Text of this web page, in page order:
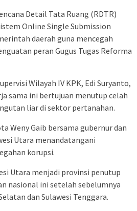
Detail Tata Ruang (RDTR)
Online Single Submission
daerah guna mencegah
peran Gugus Tugas Reforma
Wilayah IV KPK, Edi Suryanto,
sama ini bertujuan menutup celah
liar di sektor pertanahan.
Weny Gaib bersama gubernur dan
Utara menandatangani
korupsi.
Utara menjadi provinsi penutup
nasional ini setelah sebelumnya
dan Sulawesi Tenggara.